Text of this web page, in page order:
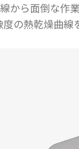
から面倒な作
の熱乾燥曲線